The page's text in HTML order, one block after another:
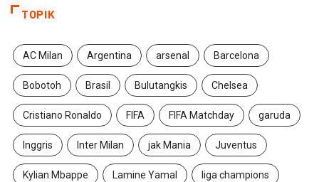
TOPIK
AC Milan Argentina arsenal Barcelona
Bobotoh Brasil Bulutangkis Chelsea
Cristiano Ronaldo FIFA FIFA Matchday garuda
Inggris Inter Milan jak Mania Juventus
Kylian Mbappe Lamine Yamal liga champions